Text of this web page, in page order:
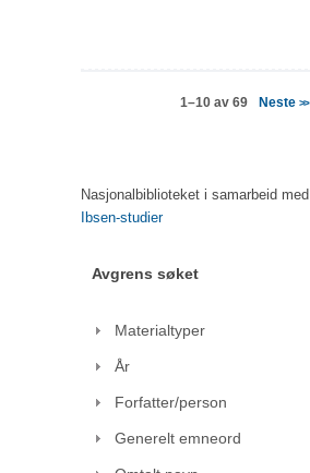
1–10 av 69 Neste>>
Nasjonalbiblioteket i samarbeid med
Ibsen-studier
Avgrens søket
Materialtyper
År
Forfatter/person
Generelt emneord